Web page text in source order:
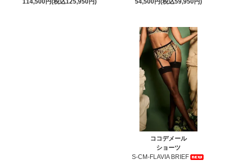
114,500円(税込125,950円) 54,500円(税込59,950円)
ココデメール
ショーツ
S-CM-FLAVIA BRIEF